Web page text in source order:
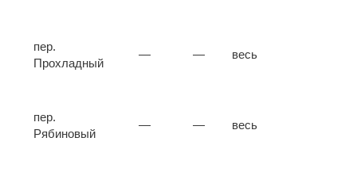
пер.
Прохладный
— — весь
пер.
Рябиновый
— — весь